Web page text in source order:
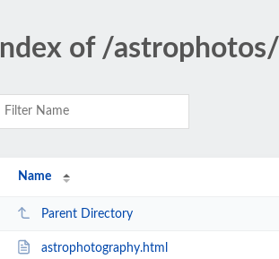
Index of /astrophotos/
Name
Parent Directory
astrophotography.html